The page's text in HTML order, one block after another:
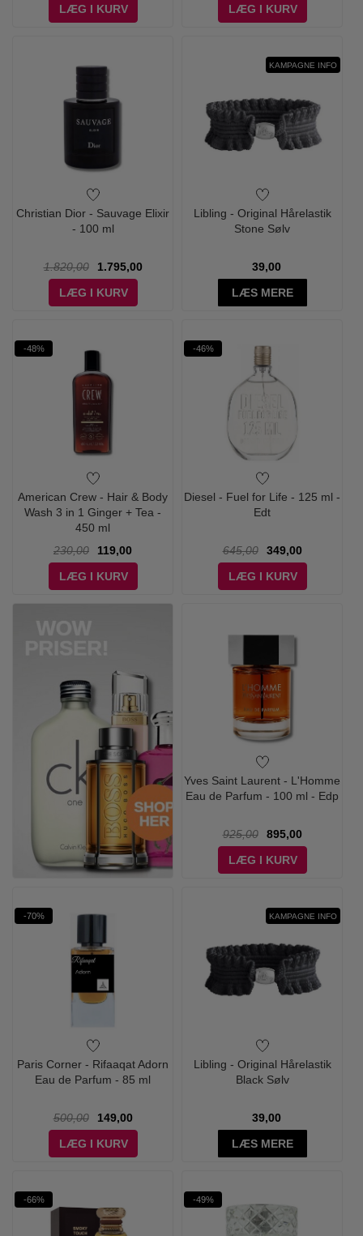
LÆG I KURV
LÆG I KURV
Christian Dior - Sauvage Elixir
- 100 ml
1.820,00
1.795,00
LÆG I KURV
KAMPAGNE INFO
Libling - Original Hårelastik
Stone Sølv
39,00
LÆS MERE
-48%
American Crew - Hair & Body
Wash 3 in 1 Ginger + Tea -
450 ml
230,00
119,00
LÆG I KURV
-46%
Diesel - Fuel for Life - 125 ml -
Edt
645,00
349,00
LÆG I KURV
Yves Saint Laurent - L'Homme
Eau de Parfum - 100 ml - Edp
925,00
895,00
LÆG I KURV
-70%
Paris Corner - Rifaaqat Adorn
Eau de Parfum - 85 ml
500,00
149,00
LÆG I KURV
KAMPAGNE INFO
Libling - Original Hårelastik
Black Sølv
39,00
LÆS MERE
-66% -49%